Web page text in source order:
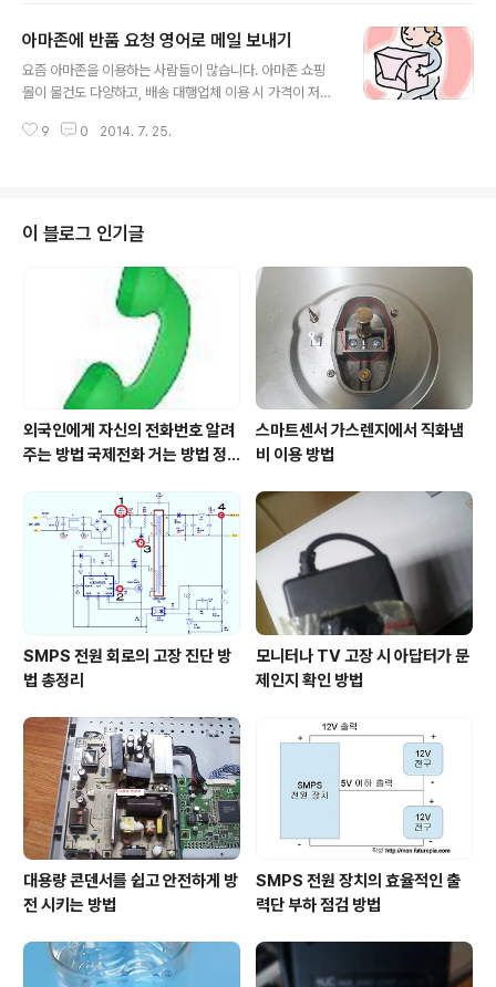
을 문의하는 것이 좋습니다. 판매자에게 저렴한 배송 방법
영어로 물어보기, Source: Clip art 아래는 이런 경우에
대한 영문 편지 사례입니다. 이베이의 판매자에게 상기 사
eller, I am interested to your sticker lised on the
아마존에 반품 요청 영어로 메일 보내기
요즘 아마존을 이용하는 사람들이 많습니다. 아마존 쇼핑
몰이 물건도 다양하고, 배송 대행업체 이용 시 가격이 저렴
있으니 점점 이용자 층이 증가됨을 느낄 수 있습니다. 그러
하지 않는다면 아마존에 직접 처리를 요청해야 합니다. 그
러나 영어로 작성해야 하니 맞는 것인지, 의사 표현이 제대
로 된 것인지 걱정이 됩니다. 이에 아마존에 반품을 요청하
는 실제 사례가 있어 이에 대한 영어 메일(claim letter)을
작성해 보고자 합니다. 해외 주문 물품의 반송 시 처리 방
9 0 2014. 7. 25.
이 블로그 인기글
외국인에게 자신의 전화번호 알려
주는 방법 국제전화 거는 방법 정
스마트센서 가스렌지에서 직화냄
비 이용 방법
SMPS 전원 회로의 고장 진단 방
법 총정리
모니터나 TV 고장 시 아답터가 문
제인지 확인 방법
대용량 콘덴서를 쉽고 안전하게 방
전 시키는 방법
SMPS 전원 장치의 효율적인 출
력단 부하 점검 방법